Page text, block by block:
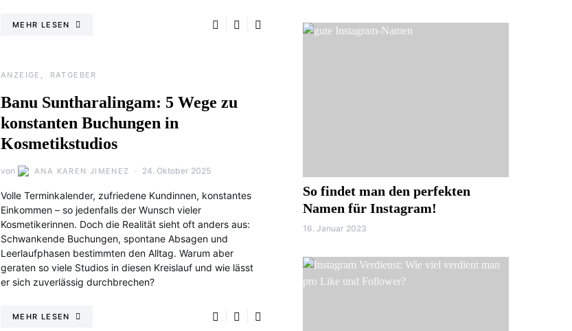
MEHR LESEN
ANZEIGE RATGEBER
Banu Suntharalingam: 5 Wege zu
konstanten Buchungen in
Kosmetikstudios
von ANA KAREN JIMENEZ 24. Oktober 2025
Volle Terminkalender, zufriedene Kundinnen, konstantes
Einkommen – so jedenfalls der Wunsch vieler
Kosmetikerinnen. Doch die Realität sieht oft anders aus:
Schwankende Buchungen, spontane Absagen und
Leerlaufphasen bestimmten den Alltag. Warum aber
geraten so viele Studios in diesen Kreislauf und wie lässt
er sich zuverlässig durchbrechen?
MEHR LESEN
So findet man den perfekten
Namen für Instagram!
16. Januar 2023